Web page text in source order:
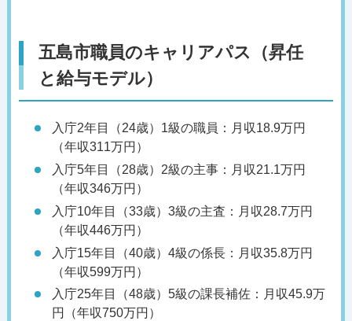
五島市職員のキャリアパス（昇任
と給与モデル）
入庁2年目（24歳）1級の職員：月収18.9万円
（年収311万円）
入庁5年目（28歳）2級の主事：月収21.1万円
（年収346万円）
入庁10年目（33歳）3級の主査：月収28.7万円
（年収446万円）
入庁15年目（40歳）4級の係長：月収35.8万円
（年収599万円）
入庁25年目（48歳）5級の課長補佐：月収45.9万
円（年収750万円）